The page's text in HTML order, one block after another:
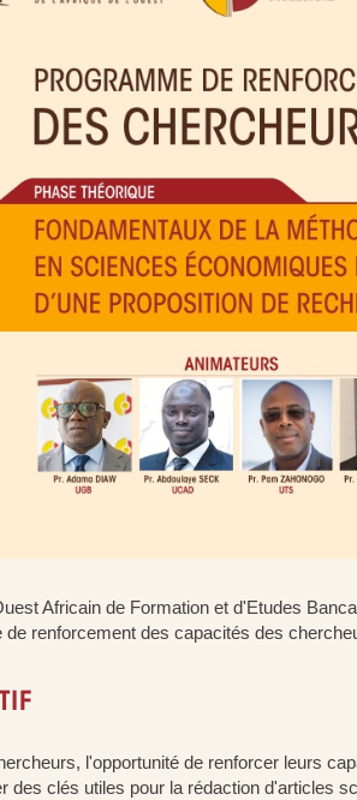
Africain de Formation et d'Etudes
de renforcement des capacités des
l'opportunité de renforcer leurs
des clés utiles pour la rédaction d'articles